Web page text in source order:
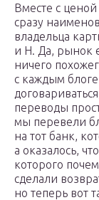
Вместе с
сразу
владельца
и H. Да, рынок
ничего
с каждым
переводы
мы перевели
на тот банк,
а оказалось,
которого
сделали
но теперь вот